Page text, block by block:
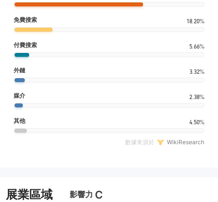
免費搜索 18.20%
付費搜索 5.66%
外鏈 3.32%
媒介 2.38%
其他 4.50%
數據來源於 WikiResearch
展業區域 影響力 C